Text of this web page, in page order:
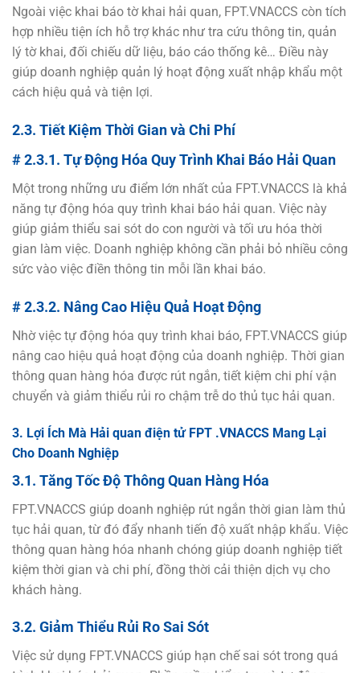
Ngoài việc khai báo tờ khai hải quan, FPT.VNACCS còn tích
hợp nhiều tiện ích hỗ trợ khác như tra cứu thông tin, quản
lý tờ khai, đối chiếu dữ liệu, báo cáo thống kê… Điều này
giúp doanh nghiệp quản lý hoạt động xuất nhập khẩu một
cách hiệu quả và tiện lợi.
2.3. Tiết Kiệm Thời Gian và Chi Phí
# 2.3.1. Tự Động Hóa Quy Trình Khai Báo Hải Quan
Một trong những ưu điểm lớn nhất của FPT.VNACCS là khả
năng tự động hóa quy trình khai báo hải quan. Việc này
giúp giảm thiểu sai sót do con người và tối ưu hóa thời
gian làm việc. Doanh nghiệp không cần phải bỏ nhiều công
sức vào việc điền thông tin mỗi lần khai báo.
# 2.3.2. Nâng Cao Hiệu Quả Hoạt Động
Nhờ việc tự động hóa quy trình khai báo, FPT.VNACCS giúp
nâng cao hiệu quả hoạt động của doanh nghiệp. Thời gian
thông quan hàng hóa được rút ngắn, tiết kiệm chi phí vận
chuyển và giảm thiểu rủi ro chậm trễ do thủ tục hải quan.
3. Lợi Ích Mà Hải quan điện tử FPT .VNACCS Mang Lại
Cho Doanh Nghiệp
3.1. Tăng Tốc Độ Thông Quan Hàng Hóa
FPT.VNACCS giúp doanh nghiệp rút ngắn thời gian làm thủ
tục hải quan, từ đó đẩy nhanh tiến độ xuất nhập khẩu. Việc
thông quan hàng hóa nhanh chóng giúp doanh nghiệp tiết
kiệm thời gian và chi phí, đồng thời cải thiện dịch vụ cho
khách hàng.
3.2. Giảm Thiểu Rủi Ro Sai Sót
Việc sử dụng FPT.VNACCS giúp hạn chế sai sót trong quá